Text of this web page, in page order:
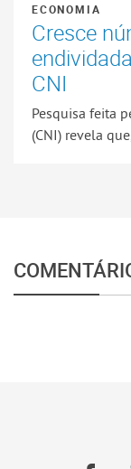
ECONOMIA
Cresce
CNI
Pesquisa feita
(CNI) revela